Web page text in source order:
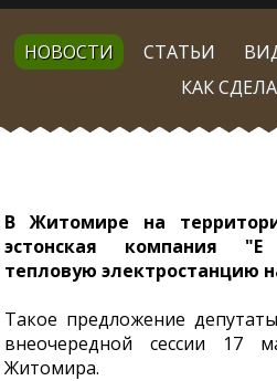
НОВОСТИ СТАТЬИ
КАК
В Житомире на
эстонская компания
тепловую электростанцию
Такое предложение
внеочередной сессии 17
Житомира.